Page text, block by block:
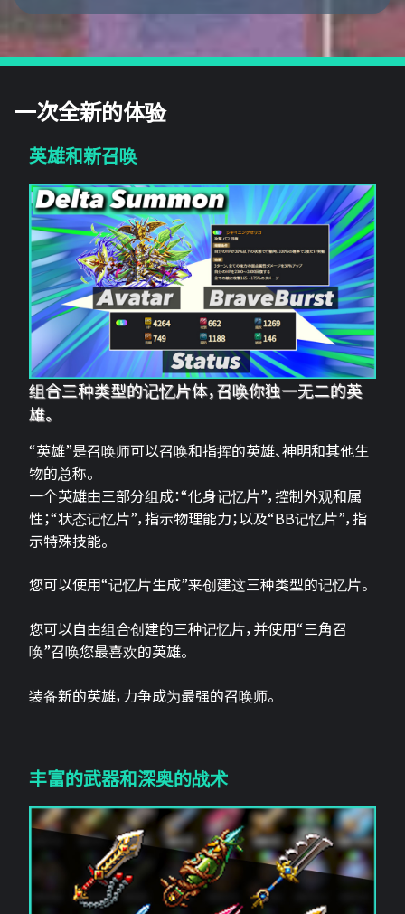
一次全新的体验
英雄和新召唤
组合三种类型的记忆片体，召唤你独一无二的英
雄。
“英雄”是召唤师可以召唤和指挥的英雄、神明和其他生
物的总称。
一个英雄由三部分组成：“化身记忆片”，控制外观和属
性；“状态记忆片”，指示物理能力；以及“BB记忆片”，指
示特殊技能。
您可以使用“记忆片生成”来创建这三种类型的记忆片。
您可以自由组合创建的三种记忆片，并使用“三角召
唤”召唤您最喜欢的英雄。
装备新的英雄，力争成为最强的召唤师。
丰富的武器和深奥的战术